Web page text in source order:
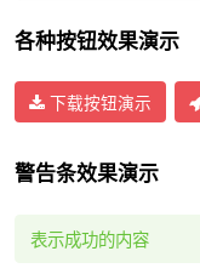
各种按钮效果演示
下载按钮演示
警告条效果演示
表示成功的内容